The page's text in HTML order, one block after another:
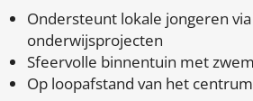
Ondersteunt lokale jongeren via
onderwijsprojecten
Sfeervolle binnentuin met
Op loopafstand van het